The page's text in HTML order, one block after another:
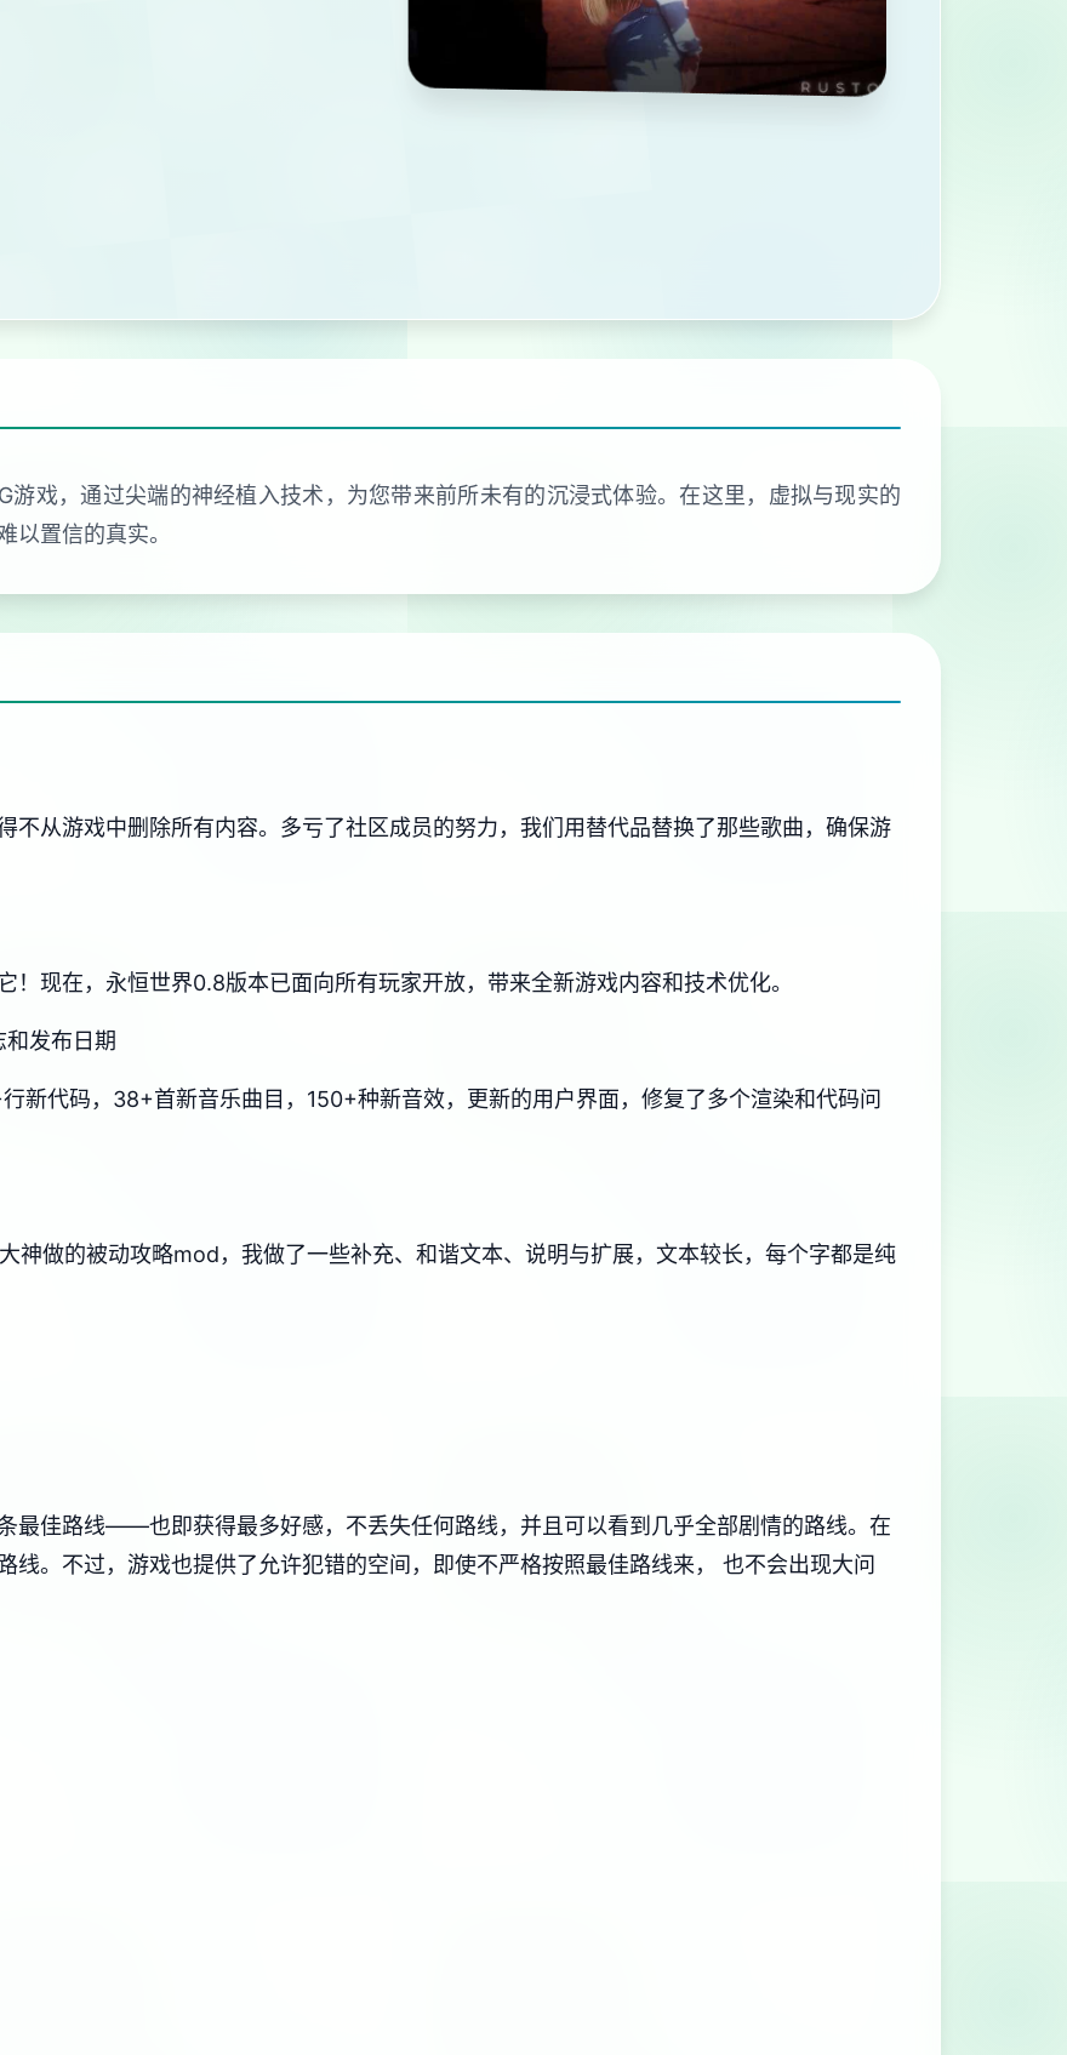
游戏，通过尖端的神经植入技术，为您带来前所未有的沉浸式体验。在这里，虚拟与现实的
以置信的真实。
不从游戏中删除所有内容。多亏了社区成员的努力，我们用替代品替换了那些歌曲，确保游
！现在，永恒世界0.8版本已面向所有玩家开放，带来全新游戏内容和技术优化。
发布日期
新代码，38+首新音乐曲目，150+种新音效，更新的用户界面，修复了多个渲染和代码问
神做的被动攻略mod，我做了一些补充、和谐文本、说明与扩展，文本较长，每个字都是纯
最佳路线——也即获得最多好感，不丢失任何路线，并且可以看到几乎全部剧情的路线。在
线。不过，游戏也提供了允许犯错的空间，即使不严格按照最佳路线来， 也不会出现大问